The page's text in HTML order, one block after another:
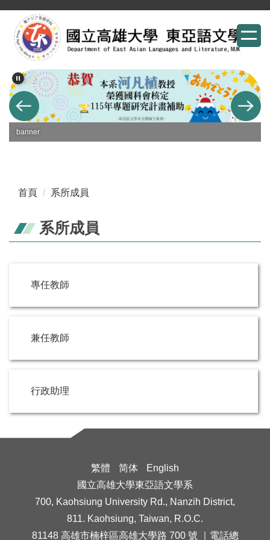
到
內
容
區
banner
首頁 系所成員
系所成員
專任教師
兼任教師
行政助理
繁體 简体
English
國立高雄大學東亞語文學系
700, Kaohsiung University Rd., Nanzih District,
811. Kaohsiung, Taiwan, R.O.C.
81148 高雄市楠梓區高雄大學路 700 號 ｜電話總